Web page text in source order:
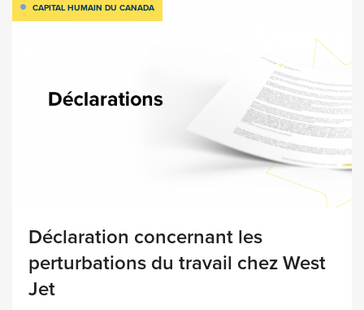
CAPITAL HUMAIN DU CANADA
Déclaration concernant les
perturbations du travail chez West
Jet